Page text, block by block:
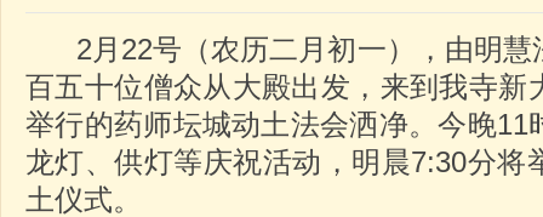
2月22号（农历二月初一），由明慧
百五十位僧众从大殿出发，来到我寺新
举行的药师坛城动土法会洒净。今晚11
龙灯、供灯等庆祝活动，明晨7:30分将
土仪式。